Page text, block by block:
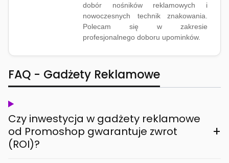
dobór nośników reklamowych i
nowoczesnych technik znakowania.
Polecam się w zakresie
profesjonalnego doboru upominków.
FAQ - Gadżety Reklamowe
Czy inwestycja w gadżety reklamowe
od Promoshop gwarantuje zwrot
(ROI)?
+